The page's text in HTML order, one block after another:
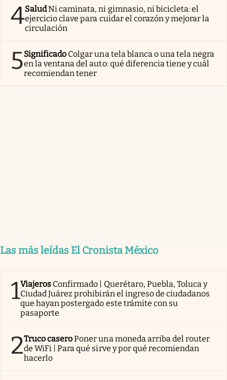
4SaludNi caminata, ni gimnasio, ni bicicleta: el
ejercicio clave para cuidar el corazón y mejorar la
circulación
5Significado Colgar una tela blanca o una tela negra
en la ventana del auto: qué diferencia tiene y cuál
recomiendan tener
Las más leídas El Cronista México
1Viajeros Confirmado | Querétaro, Puebla, Toluca y
Ciudad Juárez prohibirán el ingreso de ciudadanos
que hayan postergado este trámite con su
pasaporte
2Truco caseroPoner una moneda arriba del router
de WiFi | Para qué sirve y por qué recomiendan
hacerlo